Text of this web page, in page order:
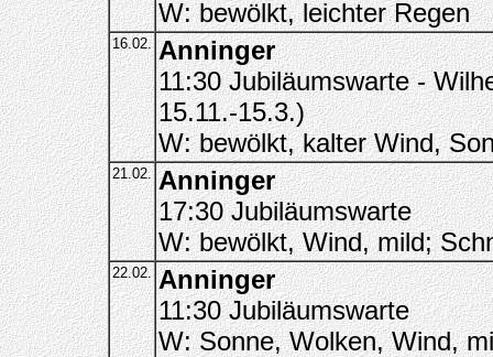
W: bewölkt, leichter Regen
16.02. Anninger
11:30 Jubiläumswarte -
15.11.-15.3.)
W: bewölkt, kalter Wind,
21.02. Anninger
17:30 Jubiläumswarte
W: bewölkt, Wind, mild;
22.02. Anninger
11:30 Jubiläumswarte
W: Sonne, Wolken, Wind,